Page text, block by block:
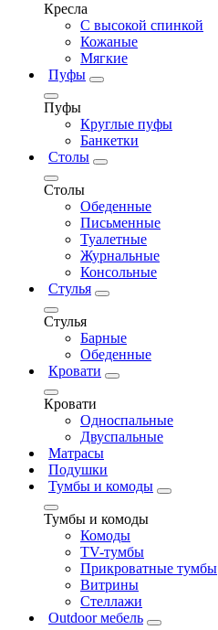
Кресла
С высокой спинкой
Кожаные
Мягкие
Пуфы
Пуфы
Круглые пуфы
Банкетки
Столы
Столы
Обеденные
Письменные
Туалетные
Журнальные
Консольные
Стулья
Стулья
Барные
Обеденные
Кровати
Кровати
Односпальные
Двуспальные
Матрасы
Подушки
Тумбы и комоды
Тумбы и комоды
Комоды
ТV-тумбы
Прикроватные тумбы
Витрины
Стеллажи
Outdoor мебель